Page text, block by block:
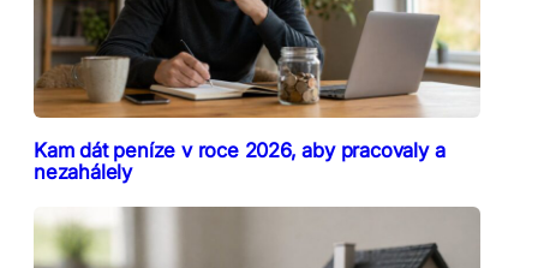
Kam dát peníze v roce 2026, aby pracovaly a
nezahálely